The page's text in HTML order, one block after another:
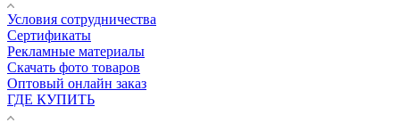
Условия сотрудничества
Сертификаты
Рекламные материалы
Скачать фото товаров
Оптовый онлайн заказ
ГДЕ КУПИТЬ